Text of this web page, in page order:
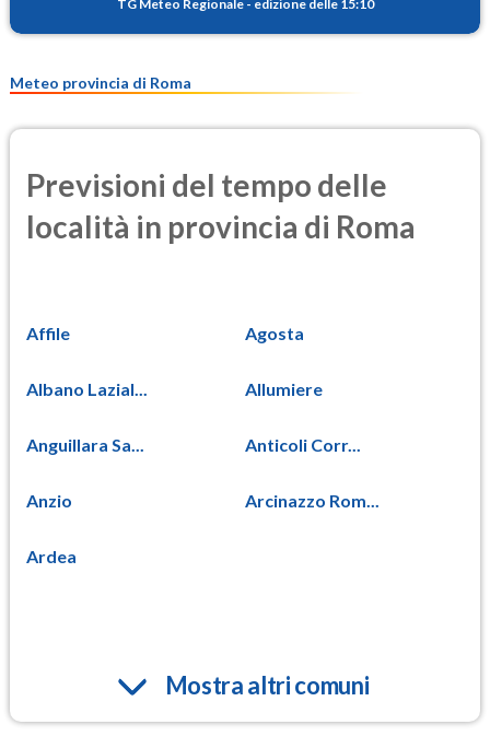
TG Meteo Regionale - edizione delle 15:10
Meteo provincia di Roma
Previsioni del tempo delle
località in provincia di Roma
Affile Agosta
Albano Lazial... Allumiere
Anguillara Sa... Anticoli Corr...
Anzio Arcinazzo Rom...
Ardea
Mostra altri comuni